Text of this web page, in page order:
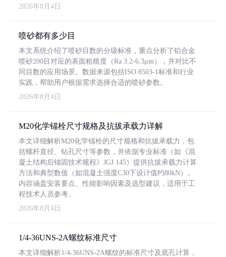
2026年8月4日
喷砂都有多少目
本文系统介绍了喷砂目数的分级标准，重点分析了铝合金
喷砂200目对应的表面粗糙度（Ra 3.2-6.3μm），并对比不
同目数的应用场景。数据来源包括ISO 8503-1标准和行业
实践，帮助用户根据需求选择合适的喷砂参数。
2026年8月4日
M20化学锚栓尺寸规格及抗拔承载力详解
本文详细解析M20化学锚栓的尺寸规格和抗拔承载力，包
括螺杆直径、钻孔尺寸等参数，并依据专业标准（如《混
凝土结构后锚固技术规程》JGJ 145）提供抗拔承载力计算
方法和典型数值（如混凝土强度C30下设计值约80kN）。
内容涵盖安装要点、性能影响因素及选型建议，适用于工
程技术人员参考。
2026年8月4日
1/4-36UNS-2A螺纹标准尺寸
本文详细解析1/4-36UNS-2A螺纹的标准尺寸及底孔计算，